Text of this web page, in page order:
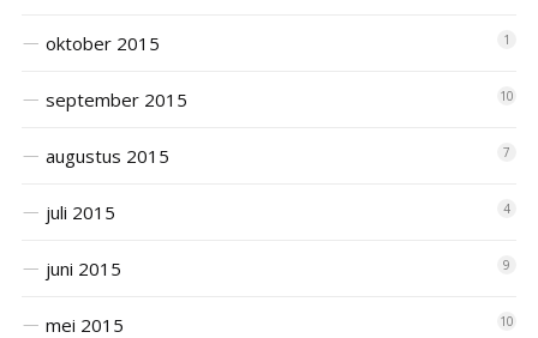
oktober 2015 1
september 2015 10
augustus 2015 7
juli 2015 4
juni 2015 9
mei 2015 10